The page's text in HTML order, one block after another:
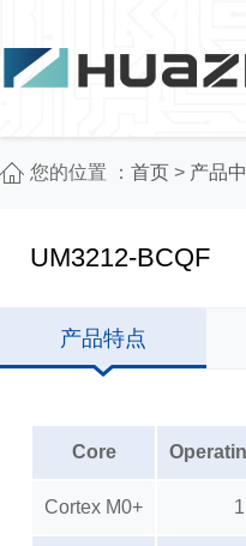
您的位置 ： 首页 > 产品
UM3212-BCQF
产品特点
Core
Cortex M0+